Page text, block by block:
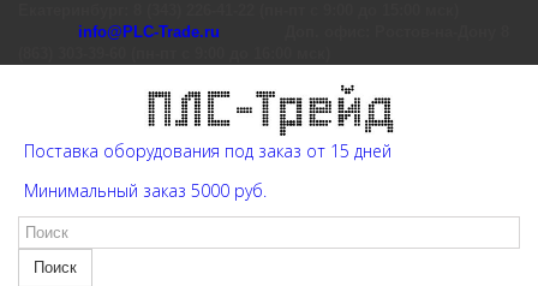
info@PLC-Trade.ru
Поставка оборудования под заказ от 15 дней
Минимальный заказ 5000 руб.
Поиск